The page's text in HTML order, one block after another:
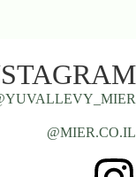
YUVALLEVY_MIER@
MIER.CO.IL@